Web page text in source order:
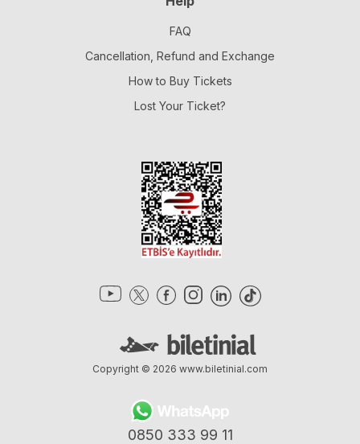
FAQ
Cancellation, Refund and Exchange
How to Buy Tickets
Lost Your Ticket?
0850 333 99 11
Copyright © 2026 www.biletinial.com